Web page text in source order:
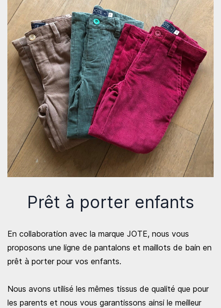
Prêt à porter enfants
En collaboration avec la marque JOTE, nous vous
proposons une ligne de pantalons et maillots de bain en
prêt à porter pour vos enfants.
Nous avons utilisé les mêmes tissus de qualité que pour
les parents et nous vous garantissons ainsi le meilleur